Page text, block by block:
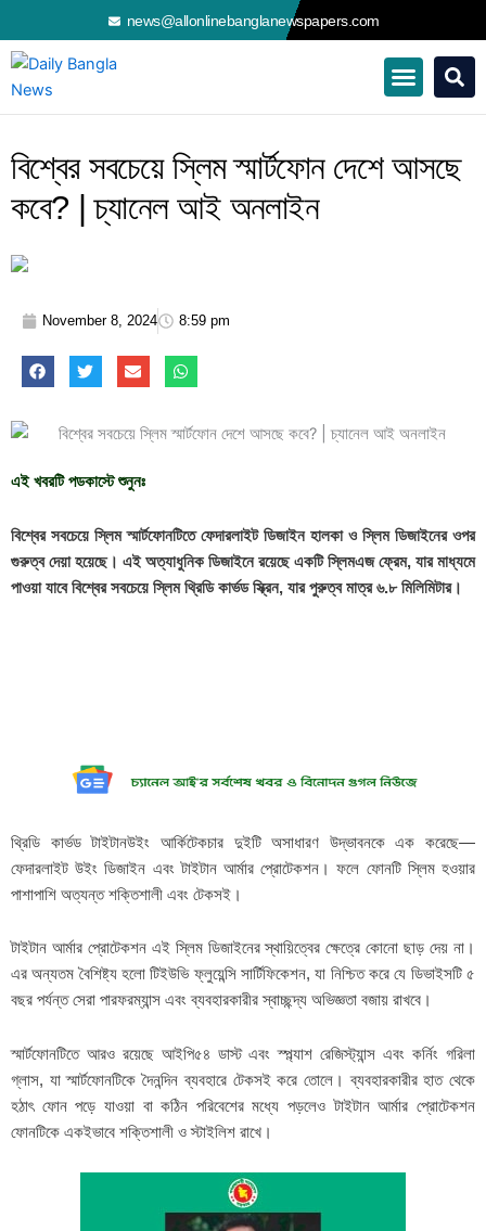
to
content
news@allonlinebanglanewspapers.com
বিশ্বের সবচেয়ে স্লিম স্মার্টফোন দেশে আসছে
কবে? | চ্যানেল আই অনলাইন
November 8, 2024 8:59 pm
এই খবরটি পডকাস্টে শুনুনঃ
বিশ্বের সবচেয়ে স্লিম স্মার্টফোনটিতে ফেদারলাইট ডিজাইন হালকা ও স্লিম ডিজাইনের ওপর
গুরুত্ব দেয়া হয়েছে। এই অত্যাধুনিক ডিজাইনে রয়েছে একটি স্লিমএজ ফ্রেম, যার মাধ্যমে
পাওয়া যাবে বিশ্বের সবচেয়ে স্লিম থ্রিডি কার্ভড স্ক্রিন, যার পুরুত্ব মাত্র ৬.৮ মিলিমিটার।
থ্রিডি কার্ভড টাইটানউইং আর্কিটেকচার দুইটি অসাধারণ উদ্ভাবনকে এক করেছে—
ফেদারলাইট উইং ডিজাইন এবং টাইটান আর্মার প্রোটেকশন। ফলে ফোনটি স্লিম হওয়ার
পাশাপাশি অত্যন্ত শক্তিশালী এবং টেকসই।
টাইটান আর্মার প্রোটেকশন এই স্লিম ডিজাইনের স্থায়িত্বের ক্ষেত্রে কোনো ছাড় দেয় না।
এর অন্যতম বৈশিষ্ট্য হলো টিইউভি ফ্লুয়েন্সি সার্টিফিকেশন, যা নিশ্চিত করে যে ডিভাইসটি ৫
বছর পর্যন্ত সেরা পারফরম্যান্স এবং ব্যবহারকারীর স্বাচ্ছন্দ্য অভিজ্ঞতা বজায় রাখবে।
স্মার্টফোনটিতে আরও রয়েছে আইপি৫৪ ডাস্ট এবং স্প্ল্যাশ রেজিস্ট্যান্স এবং কর্নিং গরিলা
গ্লাস, যা স্মার্টফোনটিকে দৈনন্দিন ব্যবহারে টেকসই করে তোলে। ব্যবহারকারীর হাত থেকে
হঠাৎ ফোন পড়ে যাওয়া বা কঠিন পরিবেশের মধ্যে পড়লেও টাইটান আর্মার প্রোটেকশন
ফোনটিকে একইভাবে শক্তিশালী ও স্টাইলিশ রাখে।